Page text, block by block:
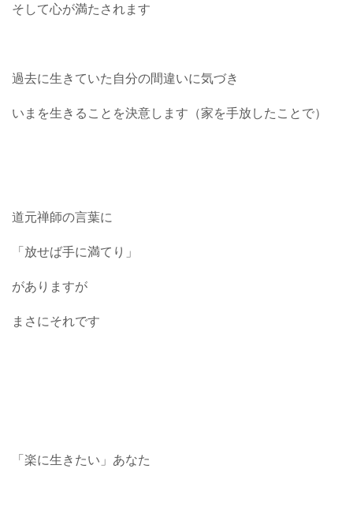
そして心が満たされます
過去に生きていた自分の間違いに気づき
いまを生きることを決意します（家を手放したことで）
道元禅師の言葉に
「放せば手に満てり」
がありますが
まさにそれです
「楽に生きたい」あなた